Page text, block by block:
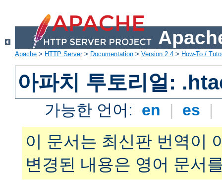
Apache > HTTP Server> Documentation > Version 2.4 > How-To /
아파치 투토리얼:
가능한 언어: en | es |
이 문서는 최신판 번역이
변경된 내용은 영어 문서